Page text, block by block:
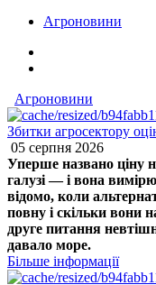
Агроновини
Агроновини
Збитки агросектору
05 серпня 2026
Уперше названо ціну
галузі — і вона
відомо, коли
повну і скільки вони
друге питання
давало море.
Більше інформації